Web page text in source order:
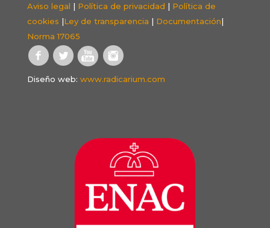
Aviso legal | Política de privacidad | Política de
cookies |Ley de transparencia | Documentación|
Norma 17065
Diseño web: www.radicarium.com